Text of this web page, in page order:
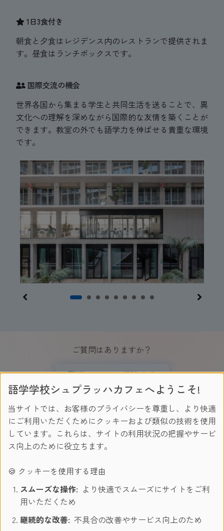
1日3食付き
朝食と夕食はレジデンス内のレストランで提供されま
す。昼食はランチボックスです。
国際交流の機会
世界各国から集まる学生と共同生活を送ることで、異
文化への理解を深めながら国際的な友情を築くことが
できます。教室の外でも語学力を伸ばせる貴重な環境
です。
ご質問はありますか？
留学について相談する
語学学校シュプラッハカフェへようこそ!
当サイトでは、お客様のプライバシーを尊重し、より快適
にご利用いただくためにクッキーおよび類似の技術を使用
しています。これらは、サイトの利用状況の把握やサービ
ス向上のために役立ちます。
🍪 クッキーを使用する理由
スムーズな操作: より快適でスムーズにサイトをご利
用いただくため
継続的な改善: 不具合の改善やサービス向上のため